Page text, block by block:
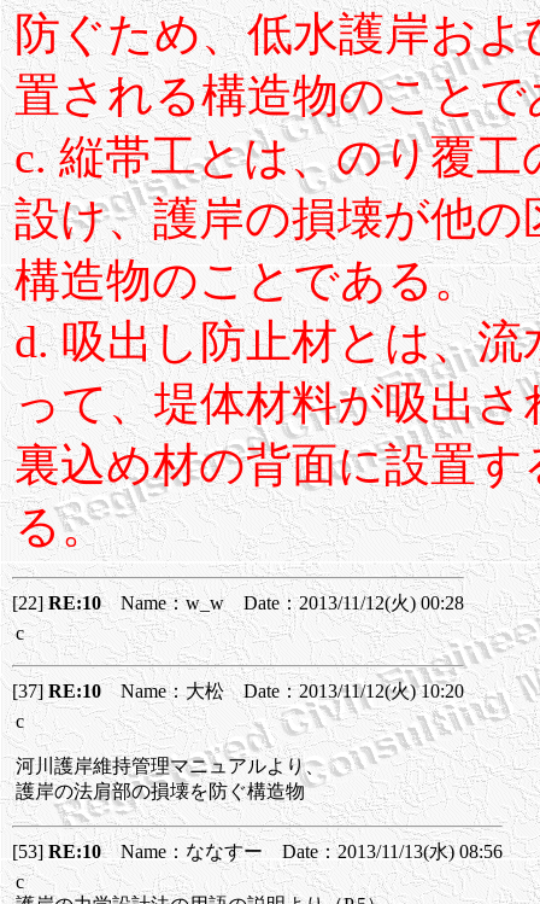
防ぐため、低水護岸お
置される構造物のことで
c. 縦帯工とは、のり覆
設け、護岸の損壊が他
構造物のことである。
d. 吸出し防止材とは、
って、堤体材料が吸出
裏込め材の背面に設置
る。
[22]RE:10Name：w_w Date：2013/11/12(火) 00:28
c
[37] RE:10Name：大松 Date：2013/11/12(火) 10:20
c
河川護岸維持管理マニュアルより、
護岸の法肩部の損壊を防ぐ構造物
[53]RE:10Name：ななすー Date：2013/11/13(水) 08:56
c